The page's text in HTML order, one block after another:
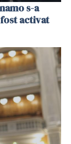
s-a
activat